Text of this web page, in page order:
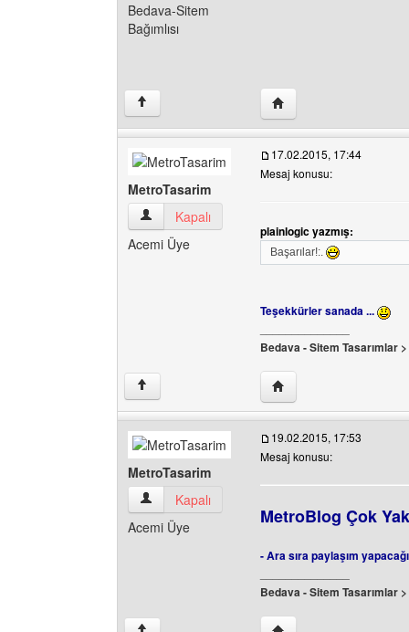
Bedava-Sitem
Bağımlısı
↑ Yazarın web sitesini
MetroTasarim
MetroTasarim Kullanıcının profilini görüntüle
Kapalı
Acemi Üye
17.02.2015, 17:44
Mesaj konusu:
plainlogic yazmış:
Başarılar!:.
Teşekkürler sanada ...
Bedava - Sitem Tasarımlar >
↑ Yazarın web sitesini
MetroTasarim
MetroTasarim Kullanıcının profilini görüntüle
Kapalı
Acemi Üye
19.02.2015, 17:53
Mesaj konusu:
MetroBlog Çok
- Ara sıra paylaşım
Bedava - Sitem Tasarımlar >